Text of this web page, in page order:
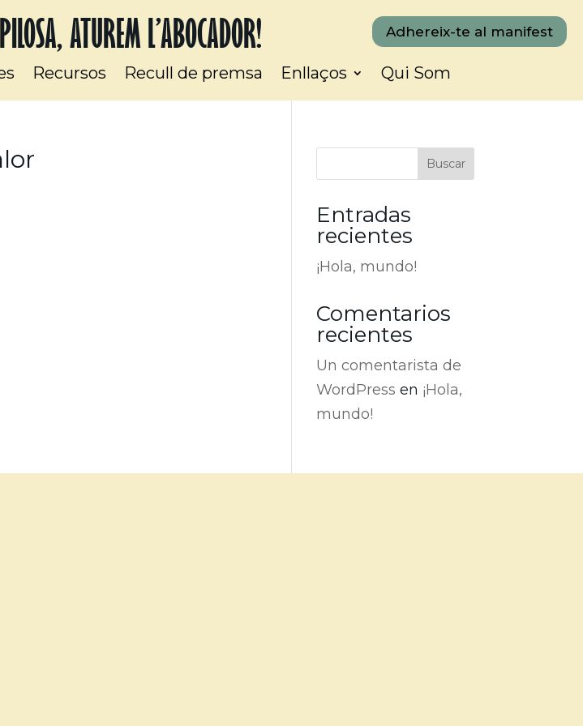
ATUREM L’ABOCADOR!
Recursos Recull de premsa Enllaços Qui Som
Adhereix-te al manifest
Buscar
Entradas
recientes
¡Hola, mundo!
Comentarios
recientes
Un comentarista de
WordPress en ¡Hola,
mundo!